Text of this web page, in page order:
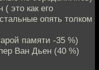
это как его
опять толком
памяти -35 %)
Ван Дьен (40 %)